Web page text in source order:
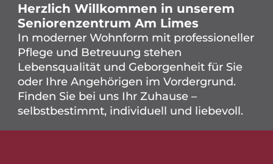
Leistungen
Karriere
Kontakt
Herzlich Willkommen in unserem
Seniorenzentrum Am Limes
In moderner Wohnform mit professioneller
Pflege und Betreuung stehen
Lebensqualität und Geborgenheit für Sie
oder Ihre Angehörigen im Vordergrund.
Finden Sie bei uns Ihr Zuhause –
selbstbestimmt, individuell und liebevoll.